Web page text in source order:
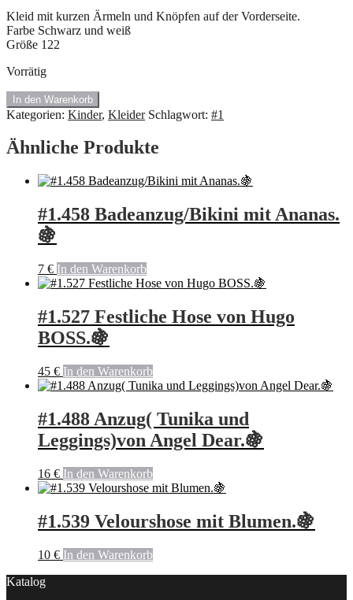
Kleid mit kurzen Ärmeln und Knöpfen auf der Vorderseite.
Farbe Schwarz und weiß
Größe 122
Vorrätig
#1454
Modnischer
Kleid
mit
Jabot.
Menge
In den Warenkorb
Kategorien: Kinder, Kleider Schlagwort: #1
Ähnliche Produkte
#1.458 Badeanzug/Bikini mit Ananas.
🍇
7 € In den Warenkorb
#1.527 Festliche Hose von Hugo
BOSS.🍇
45 € In den Warenkorb
#1.488 Anzug( Tunika und
Leggings)von Angel Dear.🍇
16 € In den Warenkorb
#1.539 Velourshose mit Blumen.🍇
10 € In den Warenkorb
Katalog